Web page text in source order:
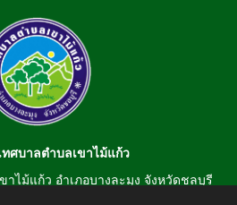
ทศบาลตำบลเขาไม้แก้ว
าไม้แก้ว อำเภอบางละมุง จังหวัดชลบุรี